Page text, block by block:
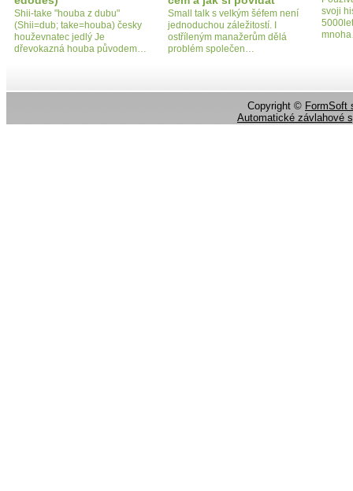
Shii-take "houba z dubu"
(Shii=dub; take=houba) česky
houževnatec jedlý Je
dřevokazná houba původem…
Small talk s velkým šéfem není
jednoduchou záležitostí. I
ostříleným manažerům dělá
problém společen…
svoji
Copyright © FormSoft
Automatické závlahové